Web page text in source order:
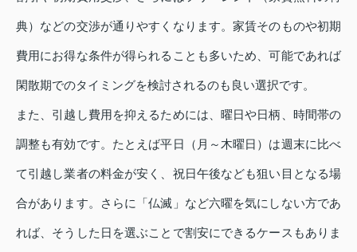
典）などの交渉が通りやすくなります。家賃そのものや初期
費用にお得な条件が得られることも多いため、可能であれば
閑散期でのタイミングを検討されるのも良い選択です。
また、引越し費用を抑えるためには、曜日や日柄、時間帯の
調整も有効です。たとえば平日（月～木曜日）は週末に比べ
て引越し業者の料金が安く、祝日午後なども狙い目となる場
合があります。さらに「仏滅」など六曜を気にしない方であ
れば、そうした日を選ぶことで割安にできるケースもありま